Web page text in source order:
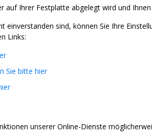
auf Ihrer Festplatte abgelegt wird und
sind, können Sie Ihre
Links:
Sie bitte hier
unserer Online-Dienste